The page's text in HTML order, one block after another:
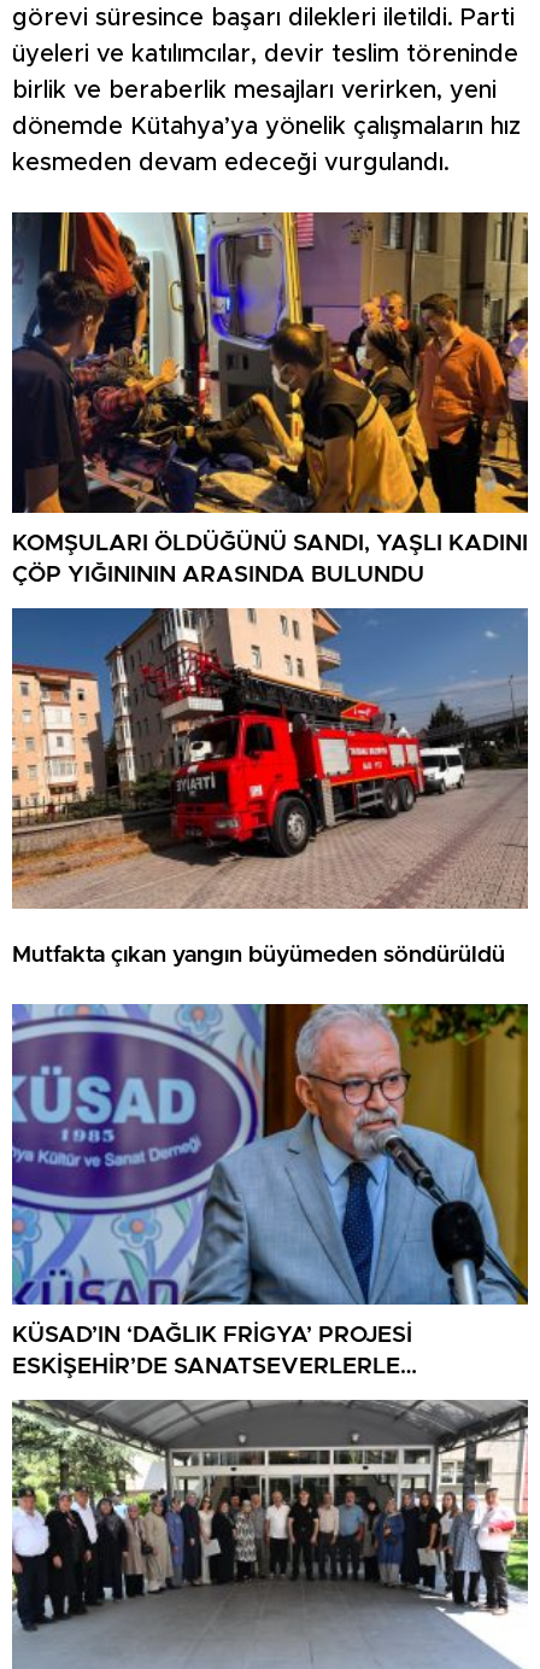
görevi süresince başarı dilekleri iletildi. Parti
üyeleri ve katılımcılar, devir teslim töreninde
birlik ve beraberlik mesajları verirken, yeni
dönemde Kütahya’ya yönelik çalışmaların hız
kesmeden devam edeceği vurgulandı.
KOMŞULARI ÖLDÜĞÜNÜ SANDI, YAŞLI KADINI
ÇÖP YIĞINININ ARASINDA BULUNDU
Mutfakta çıkan yangın büyümeden söndürüldü
KÜSAD’IN ‘DAĞLIK FRİGYA’ PROJESİ
ESKİŞEHİR’DE SANATSEVERLERLE
BULUŞUYOR